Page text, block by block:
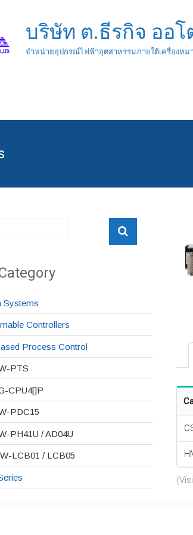
บริษัท ต.ธีรกิจ ออ
จำหน่ายอุปกรณ์ไฟฟ้าอุตสาหรรมภายใต้เครื่องหมา
Systems
Controllers
Process Control
PTS
CPU4[]P
PDC15
PH41U / AD04U
LCB01 / LCB05